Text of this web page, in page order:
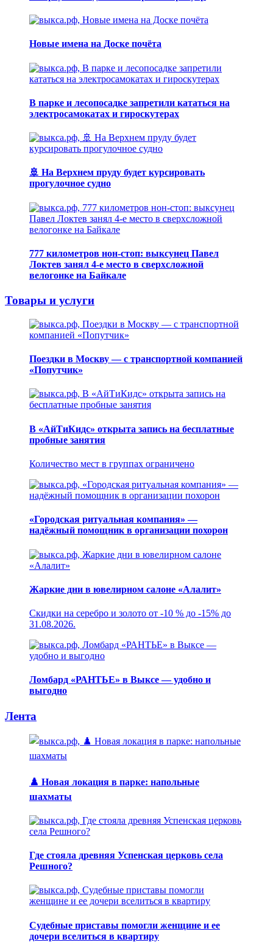
Новые имена на Доске почёта
В парке и лесопосадке запретили кататься на
электросамокатах и гироскутерах
🚢 На Верхнем пруду будет курсировать
прогулочное судно
777 километров нон-стоп: выксунец Павел
Локтев занял 4-е место в сверхсложной
велогонке на Байкале
Товары и услуги
Поездки в Москву — с транспортной компанией
«Попутчик»
В «АйТиКидс» открыта запись на бесплатные
пробные занятия
Количество мест в группах ограничено
«Городская ритуальная компания» —
надёжный помощник в организации похорон
Жаркие дни в ювелирном салоне «Алалит»
Скидки на серебро и золото от -10 % до -15% до
31.08.2026.
Ломбард «РАНТЬЕ» в Выксе — удобно и
выгодно
Лента
♟️ Новая локация в парке: напольные
шахматы
Где стояла древняя Успенская церковь села
Решного?
Судебные приставы помогли женщине и ее
дочери вселиться в квартиру